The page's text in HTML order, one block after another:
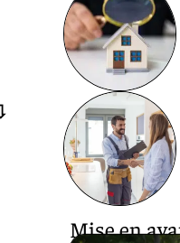
Mise en